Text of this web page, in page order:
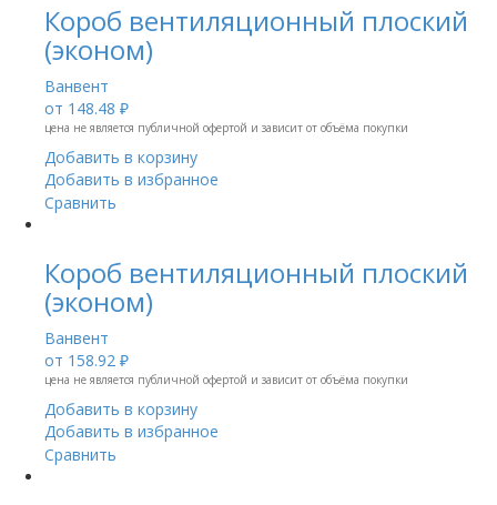
Короб вентиляционный плоский
(эконом)
Ванвент
от 148.48 ₽
цена не является публичной офертой и зависит от объёма покупки
Добавить в корзину
Добавить в избранное
Сравнить
Короб вентиляционный плоский
(эконом)
Ванвент
от 158.92 ₽
цена не является публичной офертой и зависит от объёма покупки
Добавить в корзину
Добавить в избранное
Сравнить